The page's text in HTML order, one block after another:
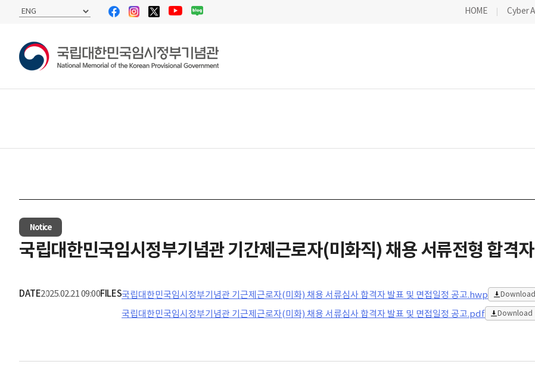
HOME Cyber
Notice
국립대한민국임시정부기념관 기간제근로자(미화직) 채용 서류전형 합격
DATE2025.02.21 09:00FILES국립대한민국임시정부기념관 기근제근로자(미화) 채용 서류심사 합격자 발표 및 면접일정 공고.hwp Download
국립대한민국임시정부기념관 기근제근로자(미화) 채용 서류심사 합격자 발표 및 면접일정 공고.pdf Download